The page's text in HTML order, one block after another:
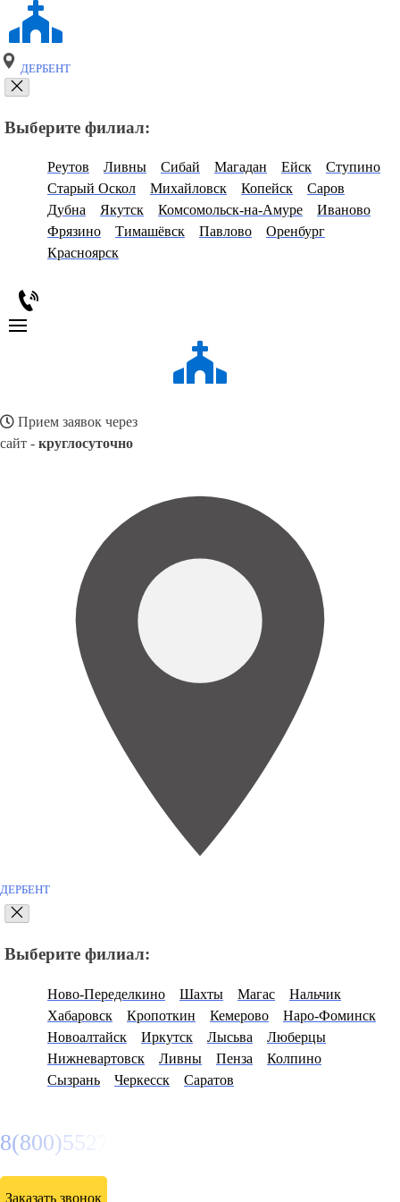
ДЕРБЕНТ
Выберите филиал:
Реутов Ливны Сибай Магадан Ейск
Ступино
Старый Оскол
Михайловск Копейск
Саров
Дубна
Якутск Комсомольск-на-Амуре
Иваново
Фрязино
Тимашёвск Павлово
Оренбург
Красноярск
Прием заявок через
сайт - круглосуточно
ДЕРБЕНТ
Выберите филиал:
Ново-Переделкино Шахты Магас
Нальчик
Хабаровск
Кропоткин Кемерово
Наро-Фоминск
Новоалтайск
Иркутск Лысьва
Люберцы
Нижневартовск
Ливны Пенза
Колпино
Сызрань
Черкесск Саратов
8(800)5527584
Заказать звонок